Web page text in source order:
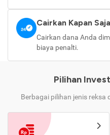
Cairkan Kapan Saja
Cairkan dana Anda
biaya penalti.
Pilihan
Berbagai pilihan jenis reksa